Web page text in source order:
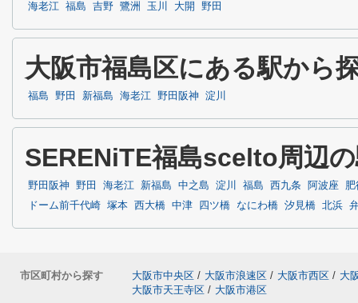
海老江 福島 吉野 鷺洲 玉川 大開 野田
大阪市福島区にある駅から
福島 野田 新福島 海老江 野田阪神 淀川
SERENiTE福島scelto周辺
野田阪神 野田 海老江 新福島 中之島 淀川 福島 西九条 阿波座
肥
ドーム前千代崎 塚本 西大橋 中津 四ツ橋 なにわ橋 汐見橋 北浜
市区町村から探す 大阪市中央区 / 大阪市浪速区 / 大阪市西区 / 大
大阪市天王寺区 / 大阪市港区